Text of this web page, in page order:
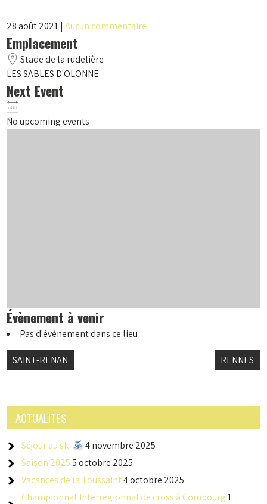
28 août 2021|Aucun commentaire
Emplacement
Stade de la rudelière
LES SABLES D'OLONNE
Next Event
No upcoming events
Évènement à venir
Pas d'évènement dans ce lieu
Navigation
l’article
SAINT-RENAN RENNES
ACTUALITES
Séjour au ski
4 novembre 2025
Saison 2025 5 octobre 2025
Vacances de la Toussaint4 octobre 2025
Championnat Interregionnal de cross à Combourg 1